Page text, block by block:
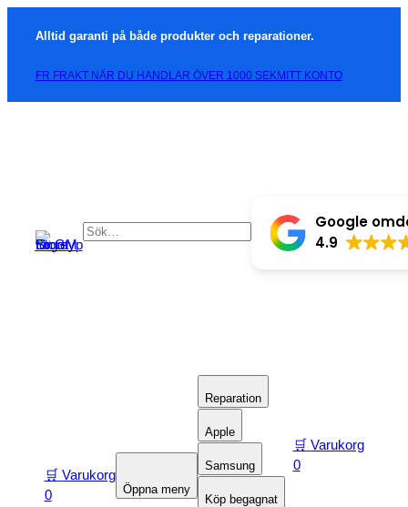
Alltid garanti på både produkter och reparationer.
FR FRAKT NÄR DU HANDLAR ÖVER 1000 SEKMITT KONTO
Google
4.9
🛒 Varukorg
0
Öppna meny
Reparation
Apple
Samsung
Köp begagnat
🛒 Varukorg
0